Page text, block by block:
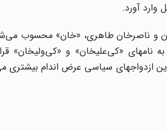
وارد آورد.
و ناصرخان طاهری، «خان» محسوب
نامهای «کی‌علیخان» و «کی‌ولیخان»
ازدواجهای سیاسی عرض اندام بیشتری